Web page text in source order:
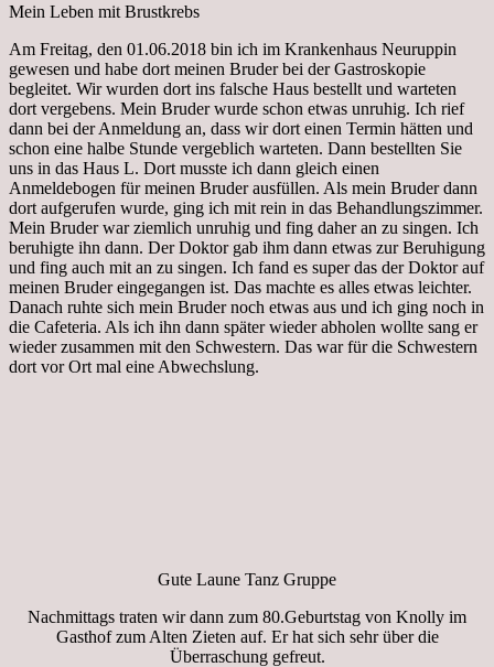
Mein Leben mit Brustkrebs
Am Freitag, den 01.06.2018 bin ich im Krankenhaus Neuruppin
gewesen und habe dort meinen Bruder bei der Gastroskopie
begleitet. Wir wurden dort ins falsche Haus bestellt und warteten
dort vergebens. Mein Bruder wurde schon etwas unruhig. Ich rief
dann bei der Anmeldung an, dass wir dort einen Termin hätten und
schon eine halbe Stunde vergeblich warteten. Dann bestellten Sie
uns in das Haus L. Dort musste ich dann gleich einen
Anmeldebogen für meinen Bruder ausfüllen. Als mein Bruder dann
dort aufgerufen wurde, ging ich mit rein in das Behandlungszimmer.
Mein Bruder war ziemlich unruhig und fing daher an zu singen. Ich
beruhigte ihn dann. Der Doktor gab ihm dann etwas zur Beruhigung
und fing auch mit an zu singen. Ich fand es super das der Doktor auf
meinen Bruder eingegangen ist. Das machte es alles etwas leichter.
Danach ruhte sich mein Bruder noch etwas aus und ich ging noch in
die Cafeteria. Als ich ihn dann später wieder abholen wollte sang er
wieder zusammen mit den Schwestern. Das war für die Schwestern
dort vor Ort mal eine Abwechslung.
Gute Laune Tanz Gruppe
Nachmittags traten wir dann zum 80.Geburtstag von Knolly im
Gasthof zum Alten Zieten auf. Er hat sich sehr über die
Überraschung gefreut.